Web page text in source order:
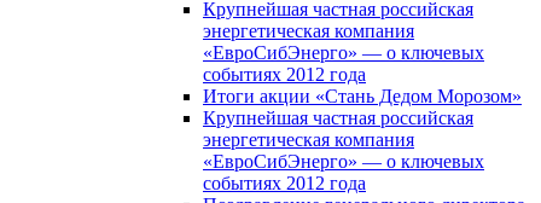
Крупнейшая частная российская
энергетическая компания
«ЕвроСибЭнерго» — о ключевых
событиях 2012 года
Итоги акции «Стань Дедом Морозом»
Крупнейшая частная российская
энергетическая компания
«ЕвроСибЭнерго» — о ключевых
событиях 2012 года